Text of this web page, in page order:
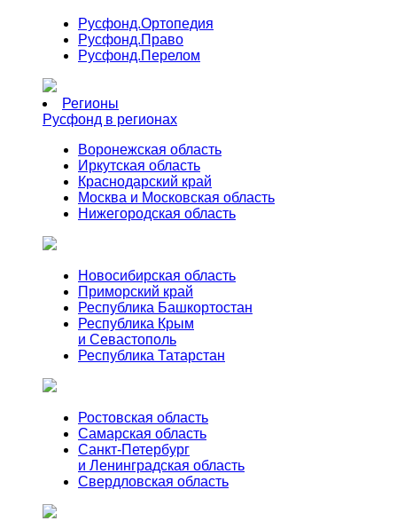
Русфонд.Ортопедия
Русфонд.Право
Русфонд.Перелом
Регионы
Русфонд в регионах
Воронежская область
Иркутская область
Краснодарский край
Москва и Московская область
Нижегородская область
Новосибирская область
Приморский край
Республика Башкортостан
Республика Крым
и Севастополь
Республика Татарстан
Ростовская область
Самарская область
Санкт-Петербург
и Ленинградская область
Свердловская область